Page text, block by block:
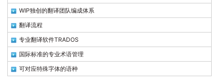
WIP独创的翻译团队编成体系
翻译流程
专业翻译软件TRADOS
国际标准的专业术语管理
可对应特殊字体的语种